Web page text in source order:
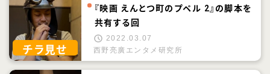
チラ見せ
『映画 えんとつ町のプペル 2』の脚本を
共有する回
2022.03.07
西野亮廣エンタメ研究所